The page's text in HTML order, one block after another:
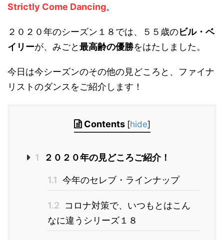
Strictly Come Dancing。
２０２０年のシーズン１８では、５５歳のビル・ベ
イリーが、みごと最高齢の優勝をはたしました。
今日は今シーズンのその他の見どころと、ファイナ
リストのダンスをご紹介します！
Contents [hide]
1 ２０２０年の見どころご紹介！
1.1 今年のセレブ・ラインナップ
1.2
コロナ対策で、いつもとはこん
なに違うシリーズ１８